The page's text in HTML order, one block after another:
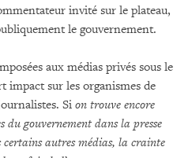
invité sur le plateau,
le gouvernement.
aux médias privés sous le
impact sur les organismes de
Si on trouve encore
du gouvernement dans la presse
certains autres médias, la crainte